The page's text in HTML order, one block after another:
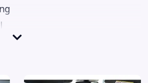
elektrisch 18-voudig